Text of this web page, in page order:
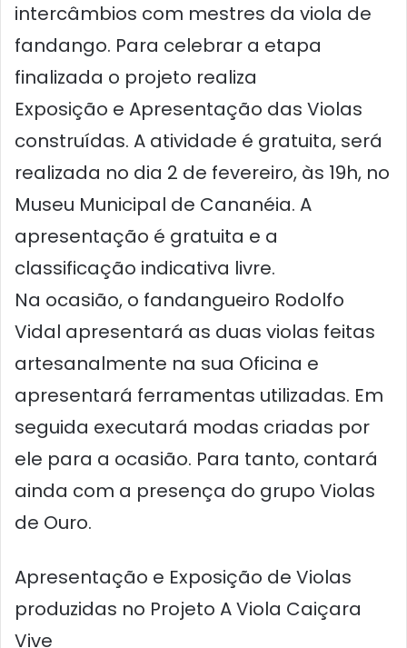
intercâmbios com mestres da viola de
fandango. Para celebrar a etapa
finalizada o projeto realiza
Exposição e Apresentação das Violas
construídas. A atividade é gratuita, será
realizada no dia 2 de fevereiro, às 19h, no
Museu Municipal de Cananéia. A
apresentação é gratuita e a
classificação indicativa livre.
Na ocasião, o fandangueiro Rodolfo
Vidal apresentará as duas violas feitas
artesanalmente na sua Oficina e
apresentará ferramentas utilizadas. Em
seguida executará modas criadas por
ele para a ocasião. Para tanto, contará
ainda com a presença do grupo Violas
de Ouro.
Apresentação e Exposição de Violas
produzidas no Projeto A Viola Caiçara
Vive